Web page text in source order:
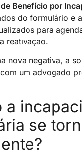
Benefício por
do formulário e
para
reativação.
nova negativa, a
um advogado
a
se